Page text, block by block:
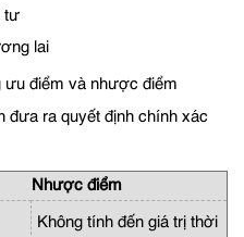
tư
lai
ưu điểm và nhược điểm
đưa ra quyết định chính xác
Nhược điểm
Không tính đến giá trị thời